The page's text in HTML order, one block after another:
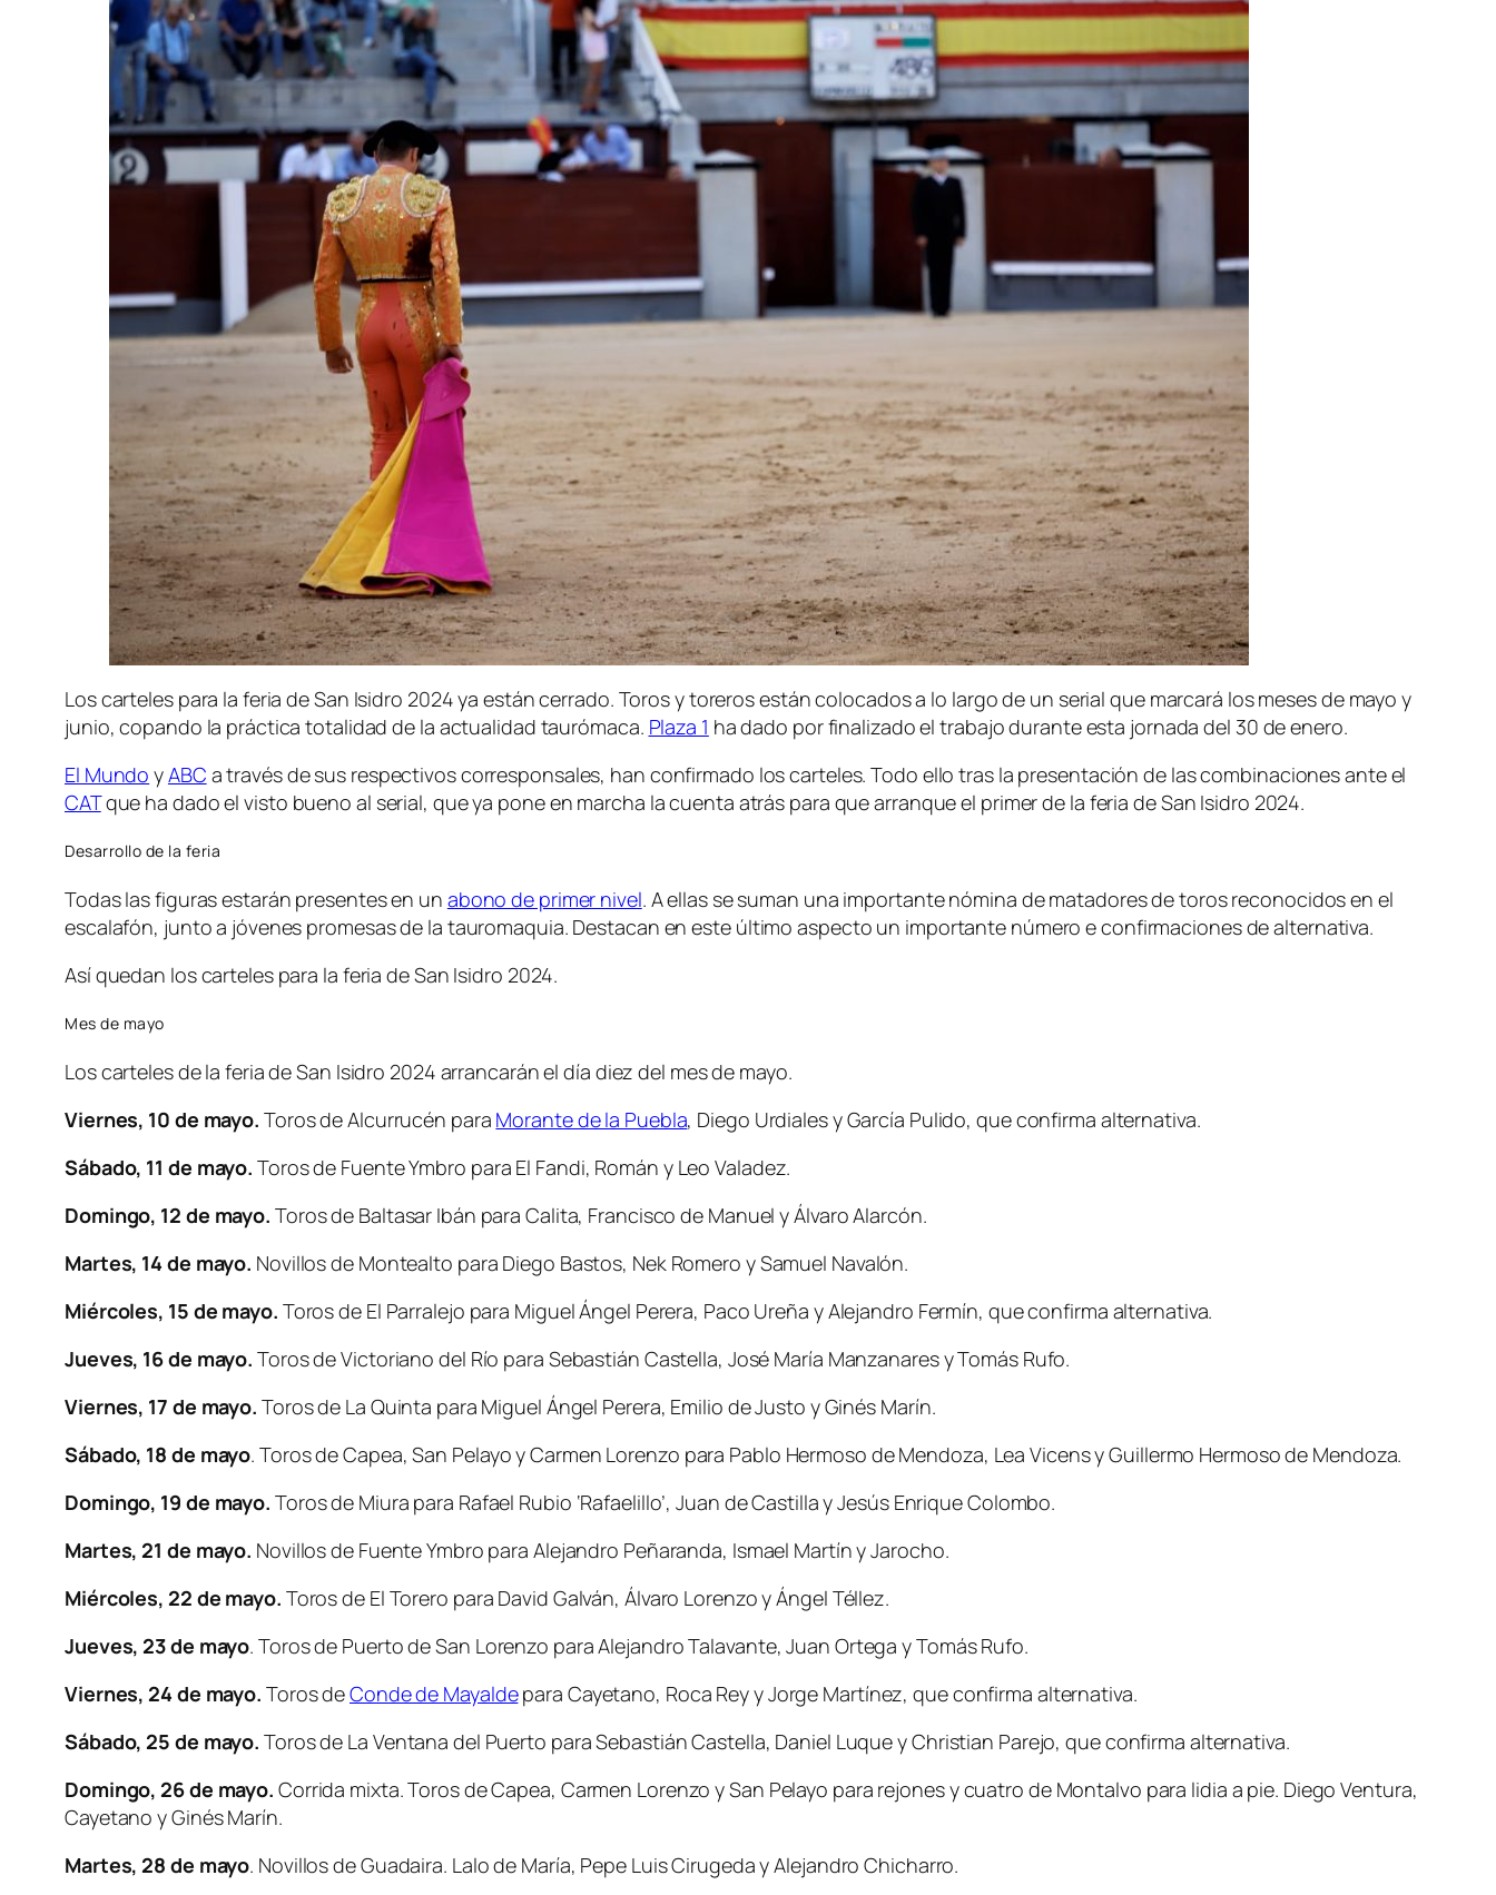
Los carteles para la feria de San Isidro 2024 ya están cerrado. Toros y toreros están colocados a lo largo de un serial que marcará los meses de mayo y
junio, copando la práctica totalidad de la actualidad taurómaca. Plaza 1 ha dado por finalizado el trabajo durante esta jornada del 30 de enero.
El Mundo yABC a través de sus respectivos corresponsales, han confirmado los carteles. Todo ello tras la presentación de las combinaciones ante el
CATque ha dado el visto bueno al serial, que ya pone en marcha la cuenta atrás para que arranque el primer de la feria de San Isidro 2024.
Desarrollo de la feria
Todas las figuras estarán presentes en un abono de primer nivel. A ellas se suman una importante nómina de matadores de toros reconocidos en el
escalafón, junto a jóvenes promesas de la tauromaquia. Destacan en este último aspecto un importante número e confirmaciones de alternativa.
Así quedan los carteles para la feria de San Isidro 2024.
Mes de mayo
Los carteles de la feria de San Isidro 2024 arrancarán el día diez del mes de mayo.
Viernes, 10 de mayo. Toros de Alcurrucén para Morante de la Puebla, Diego Urdiales y García Pulido, que confirma alternativa.
Sábado, 11 de mayo. Toros de Fuente Ymbro para El Fandi, Román y Leo Valadez.
Domingo, 12 de mayo. Toros de Baltasar Ibán para Calita, Francisco de Manuel y Álvaro Alarcón.
Martes, 14 de mayo. Novillos de Montealto para Diego Bastos, Nek Romero y Samuel Navalón.
Miércoles, 15 de mayo. Toros de El Parralejo para Miguel Ángel Perera, Paco Ureña y Alejandro Fermín, que confirma alternativa.
Jueves, 16 de mayo. Toros de Victoriano del Río para Sebastián Castella, José María Manzanares y Tomás Rufo.
Viernes, 17 de mayo. Toros de La Quinta para Miguel Ángel Perera, Emilio de Justo y Ginés Marín.
Sábado, 18 de mayo. Toros de Capea, San Pelayo y Carmen Lorenzo para Pablo Hermoso de Mendoza, Lea Vicens y Guillermo Hermoso de Mendoza.
Domingo, 19 de mayo. Toros de Miura para Rafael Rubio ‘Rafaelillo’, Juan de Castilla y Jesús Enrique Colombo.
Martes, 21 de mayo. Novillos de Fuente Ymbro para Alejandro Peñaranda, Ismael Martín y Jarocho.
Miércoles, 22 de mayo. Toros de El Torero para David Galván, Álvaro Lorenzo y Ángel Téllez.
Jueves, 23 de mayo. Toros de Puerto de San Lorenzo para Alejandro Talavante, Juan Ortega y Tomás Rufo.
Viernes, 24 de mayo. Toros deConde de Mayaldepara Cayetano, Roca Rey y Jorge Martínez, que confirma alternativa.
Sábado, 25 de mayo. Toros de La Ventana del Puerto para Sebastián Castella, Daniel Luque y Christian Parejo, que confirma alternativa.
Domingo, 26 de mayo. Corrida mixta. Toros de Capea, Carmen Lorenzo y San Pelayo para rejones y cuatro de Montalvo para lidia a pie. Diego Ventura,
Cayetano y Ginés Marín.
Martes, 28 de mayo. Novillos de Guadaira. Lalo de María, Pepe Luis Cirugeda y Alejandro Chicharro.